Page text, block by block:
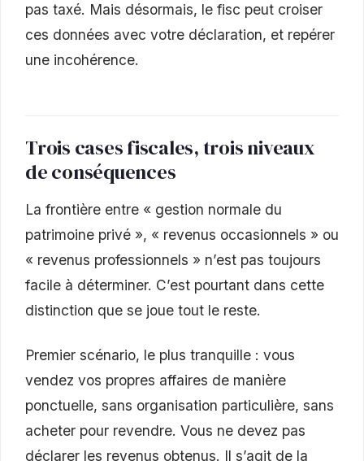
pas taxé. Mais désormais, le fisc peut croiser
ces données avec votre déclaration, et repérer
une incohérence.
Trois cases fiscales, trois niveaux
de conséquences
La frontière entre « gestion normale du
patrimoine privé », « revenus occasionnels » ou
« revenus professionnels » n’est pas toujours
facile à déterminer. C’est pourtant dans cette
distinction que se joue tout le reste.
Premier scénario, le plus tranquille : vous
vendez vos propres affaires de manière
ponctuelle, sans organisation particulière, sans
acheter pour revendre. Vous ne devez pas
déclarer les revenus obtenus. Il s’agit de la